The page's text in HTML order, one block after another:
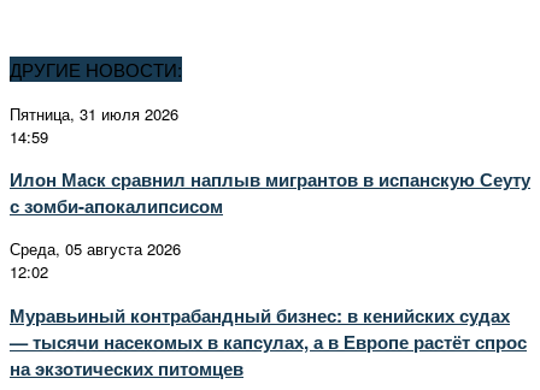
ДРУГИЕ НОВОСТИ:
Пятница, 31 июля 2026
14:59
Илон Маск сравнил наплыв мигрантов в испанскую Сеуту
с зомби-апокалипсисом
Среда, 05 августа 2026
12:02
Муравьиный контрабандный бизнес: в кенийских судах
— тысячи насекомых в капсулах, а в Европе растёт спрос
на экзотических питомцев